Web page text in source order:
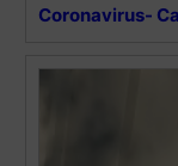
Coronavirus-